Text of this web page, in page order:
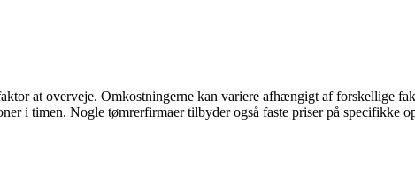
at overveje. Omkostningerne kan variere afhængigt af forskellige
i timen. Nogle tømrerfirmaer tilbyder også faste priser på specifikke